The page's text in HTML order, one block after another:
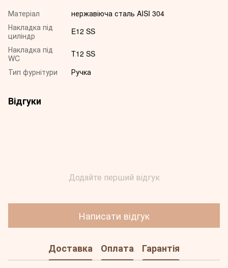
Матеріал
нержавіюча сталь AISI 304
Накладка під
циліндр
E12 SS
Накладка під
WC
T12 SS
Тип фурнітури
Ручка
Відгуки
Додайте перший відгук
Написати відгук
Доставка Оплата Гарантія